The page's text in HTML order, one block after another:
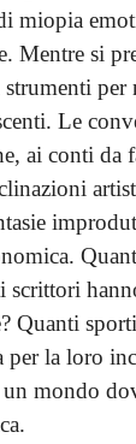
miopia
Mentre si
Le
ai conti da
Quanti
la loro
mondo